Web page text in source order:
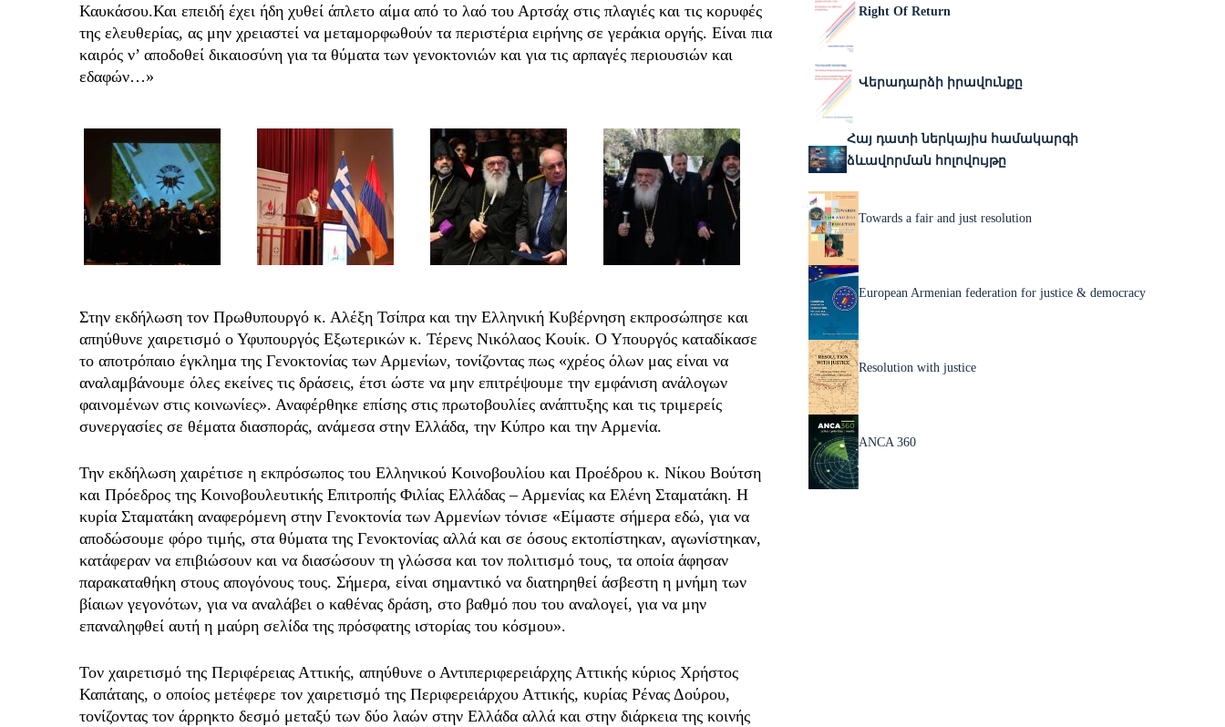
Καυκάσου.Και επειδή έχει ήδη χυθεί άπλετο αίμα από το λαό του Αρτσάχ στις πλαγιές και τις κορυφές
της ελευθερίας, ας μην χρειαστεί να μεταμορφωθούν τα περιστέρια ειρήνης σε γεράκια οργής. Είναι πια
καιρός ν’ αποδοθεί δικαιοσύνη για τα θύματα των γενοκτονιών και για τις αρπαγές περιουσιών και
εδαφών…»
Στην εκδήλωση τον Πρωθυπουργό κ. Αλέξη Τσίπρα και την Ελληνική Κυβέρνηση εκπροσώπησε και
απηύθυνε χαιρετισμό ο Υφυπουργός Εξωτερικών κ. Τέρενς Νικόλαος Κουίκ. Ο Υπουργός καταδίκασε
το αποτρόπαιο έγκλημα της Γενοκτονίας των Αρμενίων, τονίζοντας πως «χρέος όλων μας είναι να
αναλαμβάνουμε όλες εκείνες τις δράσεις, έτσι ώστε να μην επιτρέψουμε την εμφάνιση ανάλογων
φαινομένων στις κοινωνίες». Αναφέρθηκε επίσης στις πρωτοβουλίες ανάπτυξης και τις τριμερείς
συνεργασίες σε θέματα διασποράς, ανάμεσα στην Ελλάδα, την Κύπρο και την Αρμενία.
Την εκδήλωση χαιρέτισε η εκπρόσωπος του Ελληνικού Κοινοβουλίου και Προέδρου κ. Νίκου Βούτση
και Πρόεδρος της Κοινοβουλευτικής Επιτροπής Φιλίας Ελλάδας – Αρμενίας κα Ελένη Σταματάκη. Η
κυρία Σταματάκη αναφερόμενη στην Γενοκτονία των Αρμενίων τόνισε «Είμαστε σήμερα εδώ, για να
αποδώσουμε φόρο τιμής, στα θύματα της Γενοκτονίας αλλά και σε όσους εκτοπίστηκαν, αγωνίστηκαν,
κατάφεραν να επιβιώσουν και να διασώσουν τη γλώσσα και τον πολιτισμό τους, τα οποία άφησαν
παρακαταθήκη στους απογόνους τους. Σήμερα, είναι σημαντικό να διατηρηθεί άσβεστη η μνήμη των
βίαιων γεγονότων, για να αναλάβει ο καθένας δράση, στο βαθμό που του αναλογεί, για να μην
επαναληφθεί αυτή η μαύρη σελίδα της πρόσφατης ιστορίας του κόσμου».
Τον χαιρετισμό της Περιφέρειας Αττικής, απηύθυνε ο Αντιπεριφερειάρχης Αττικής κύριος Χρήστος
Καπάταης, ο οποίος μετέφερε τον χαιρετισμό της Περιφερειάρχου Αττικής, κυρίας Ρένας Δούρου,
τονίζοντας τον άρρηκτο δεσμό μεταξύ των δύο λαών στην Ελλάδα αλλά και στην διάρκεια της κοινής
Right Of Return
Վերադարձի իրավունքը
Հայ դատի ներկայիս համակարգի
ձևավորման հոլովույթը
Towards a fair and just resolution
European Armenian federation for justice & democracy
Resolution with justice
ANCA 360